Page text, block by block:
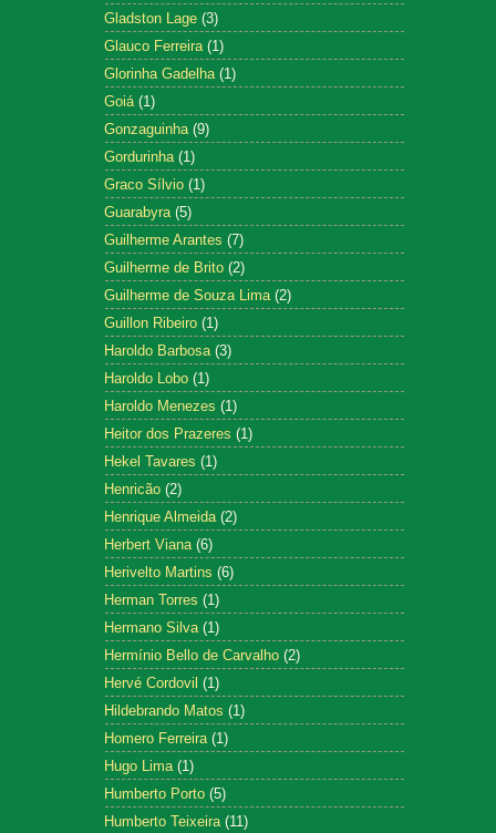
Gladston Lage (3)
Glauco Ferreira (1)
Glorinha Gadelha (1)
Goiá (1)
Gonzaguinha (9)
Gordurinha (1)
Graco Sílvio (1)
Guarabyra (5)
Guilherme Arantes (7)
Guilherme de Brito (2)
Guilherme de Souza Lima (2)
Guillon Ribeiro (1)
Haroldo Barbosa (3)
Haroldo Lobo (1)
Haroldo Menezes (1)
Heitor dos Prazeres (1)
Hekel Tavares (1)
Henricão (2)
Henrique Almeida (2)
Herbert Viana (6)
Herivelto Martins (6)
Herman Torres (1)
Hermano Silva (1)
Hermínio Bello de Carvalho (2)
Hervé Cordovil (1)
Hildebrando Matos (1)
Homero Ferreira (1)
Hugo Lima (1)
Humberto Porto (5)
Humberto Teixeira (11)